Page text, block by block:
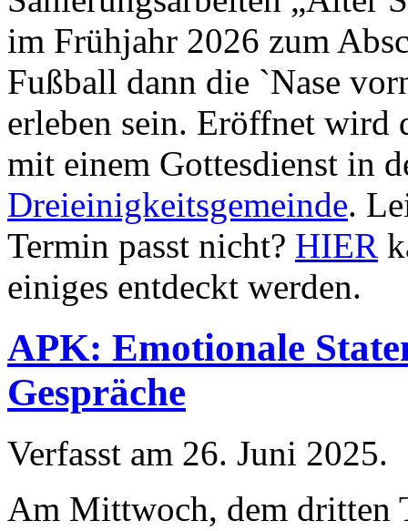
im Frühjahr 2026 zum
Fußball dann die `Nase
erleben sein. Eröffnet wird
mit einem Gottesdienst in
Dreieinigkeitsgemeinde.
Termin passt nicht? HIER
einiges entdeckt werden.
APK: Emotionale
Gespräche
Verfasst am 26. Juni 2025.
Am Mittwoch, dem dritten